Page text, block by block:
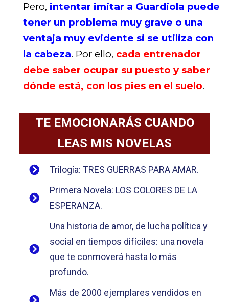
Pero, intentar imitar a Guardiola puede
tener un problema muy grave o una
ventaja muy evidente si se utiliza con
la cabeza. Por ello, cada entrenador
debe saber ocupar su puesto y saber
dónde está, con los pies en el suelo.
TE EMOCIONARÁS CUANDO
LEAS MIS NOVELAS
Trilogía: TRES GUERRAS PARA AMAR.
Primera Novela: LOS COLORES DE LA
ESPERANZA.
Una historia de amor, de lucha política y
social en tiempos difíciles: una novela
que te conmoverá hasta lo más
profundo.
Más de 2000 ejemplares vendidos en